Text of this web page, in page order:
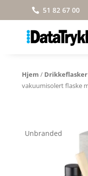
 51 82 67 00
Hjem / Drikkeflasker
vakuumisolert flaske
Unbranded